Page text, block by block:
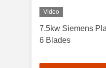
Video
7.5kw Siemens
6 Blades